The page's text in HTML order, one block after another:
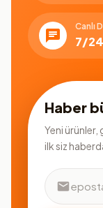
Canlı
7/24
Haber
Yeni
ilk siz